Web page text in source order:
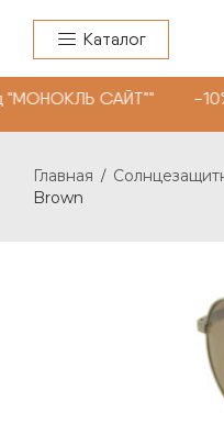
Каталог
САЙТ"" -
Главная /
Brown